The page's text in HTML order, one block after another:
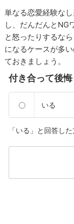
単なる恋愛経験な
し、だんだんとNG
と怒ったりするな
になるケースが多
ておきましょう。